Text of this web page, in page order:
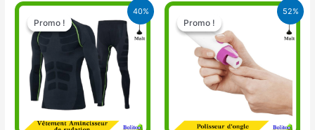
40%
Promo !
Promo !
Le
prix
initial
était :
20.000 CFA.
Le
prix
actuel
est :
12.000 CFA.
52%
Promo !
Promo !
Le
prix
initial
était :
10.500 CFA.
Le